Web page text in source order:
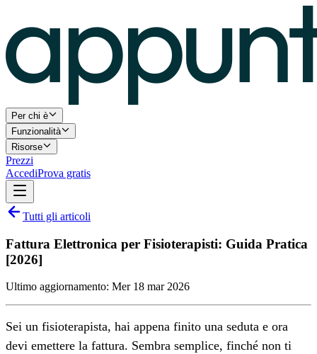
Per chi è
Funzionalità
Risorse
Prezzi
AccediProva gratis
Tutti gli articoli
Fattura Elettronica per Fisioterapisti: Guida Pratica
[2026]
Ultimo aggiornamento: Mer 18 mar 2026
Sei un fisioterapista, hai appena finito una seduta e ora
devi emettere la fattura. Sembra semplice, finché non ti